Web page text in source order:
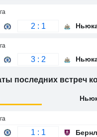
2 : 1
3 : 2
последних встреч
1 : 1